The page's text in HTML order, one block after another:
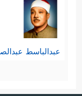
والأُسوة
حولَها.
رابعًا: بعد
عبدالباسط